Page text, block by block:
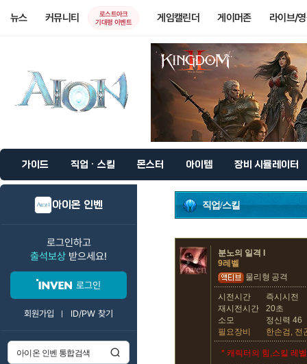
뉴스 커뮤니티
로스트아크
기대평 이벤트
게임캘린더 게이머존 라이브/
가이드 직업 · 스킬 몬스터 아이템 장비 시뮬레이터
아이온 인벤
로그인하고
출석보상 받으세요!
로그인
회원가입 ID/PW 찾기
직업/스킬
분노의 일격 I
9레벨
물리형 공격
시전시간
즉시시전
재시전시간
20초
소모
정신력 46
필요장비
한손검, 전
* 캐릭터의 힘,스킬 레